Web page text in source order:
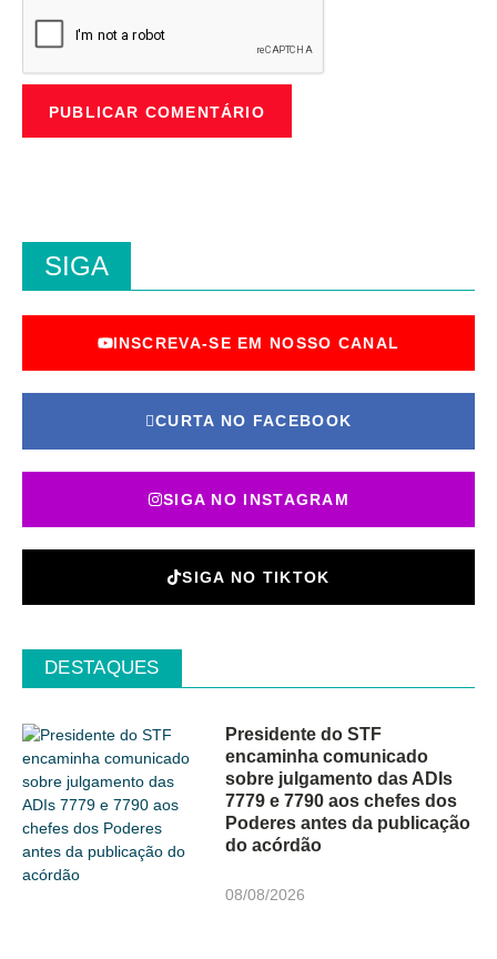
SIGA
INSCREVA-SE EM NOSSO CANAL
CURTA NO FACEBOOK
SIGA NO INSTAGRAM
SIGA NO TIKTOK
DESTAQUES
Presidente do STF
encaminha comunicado
sobre julgamento das ADIs
7779 e 7790 aos chefes dos
Poderes antes da publicação
do acórdão
08/08/2026